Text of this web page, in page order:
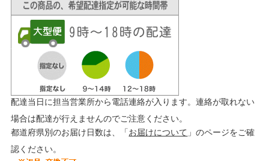
配達当日に担当営業所から電話連絡が入ります。連絡が取れない
場合は配達が行えませんのでご注意ください。
都道府県別のお届け日数は、「お届けについて 」のページをご確
認ください。